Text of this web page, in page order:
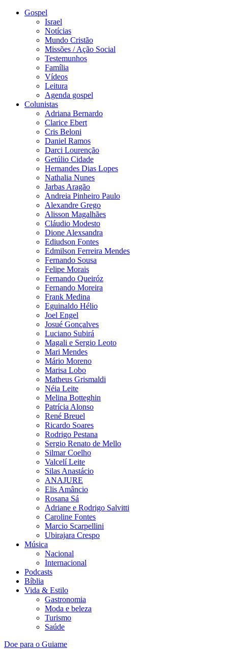
Gospel
Israel
Notícias
Mundo Cristão
Missões / Ação Social
Testemunhos
Família
Vídeos
Leitura
Agenda gospel
Colunistas
Adriana Bernardo
Clarice Ebert
Cris Beloni
Daniel Ramos
Darci Lourenção
Getúlio Cidade
Hernandes Dias Lopes
Nathalia Nunes
Jarbas Aragão
Andreia Pinheiro Paulo
Alexandre Grego
Alisson Magalhães
Cláudio Modesto
Dione Alexsandra
Ediudson Fontes
Edmilson Ferreira Mendes
Fernando Sousa
Felipe Morais
Fernando Queiróz
Fernando Moreira
Frank Medina
Eguinaldo Hélio
Joel Engel
Josué Gonçalves
Luciano Subirá
Magali e Sergio Leoto
Mari Mendes
Mário Moreno
Marisa Lobo
Matheus Grismaldi
Néia Leite
Melina Botteghin
Patrícia Alonso
René Breuel
Ricardo Soares
Rodrigo Pestana
Sergio Renato de Mello
Silmar Coelho
Valcelí Leite
Silas Anastácio
ANAJURE
Elis Amâncio
Rosana Sá
Adriane e Rodrigo Salvitti
Caroline Fontes
Marcio Scarpellini
Ubirajara Crespo
Música
Nacional
Internacional
Podcasts
Bíblia
Vida & Estilo
Gastronomia
Moda e beleza
Turismo
Saúde
Doe para o Guiame